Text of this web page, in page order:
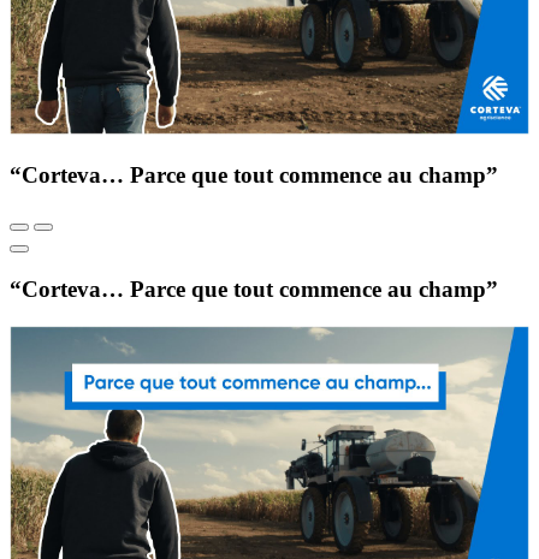
“Corteva… Parce que tout commence au champ”
“Corteva… Parce que tout commence au champ”